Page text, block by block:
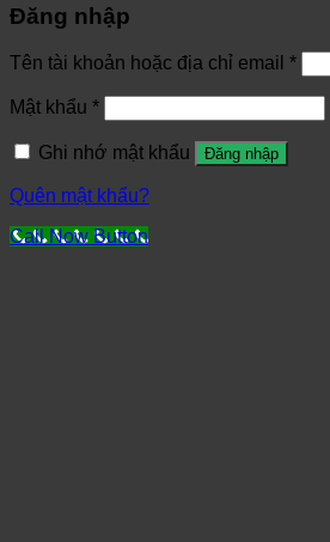
Đăng nhập
Tên tài khoản hoặc địa chỉ email *
Mật khẩu *
Ghi nhớ mật khẩu Đăng nhập
Quên mật khẩu?
Call Now Button